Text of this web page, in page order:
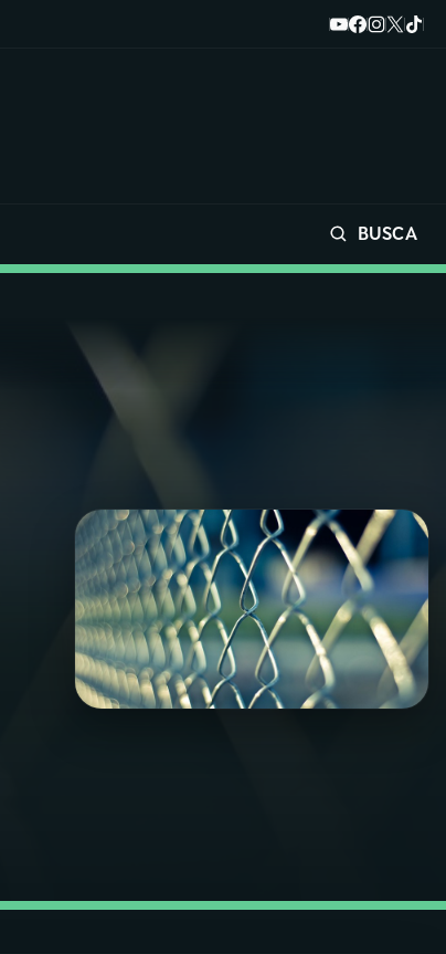
BUSCA